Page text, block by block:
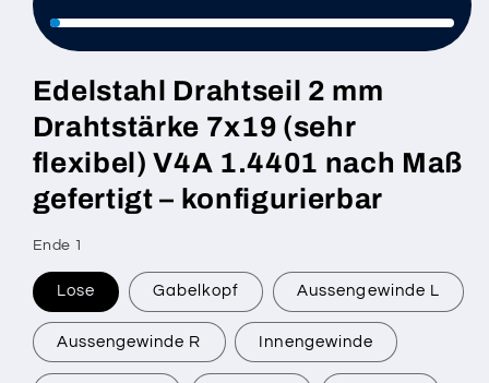
Edelstahl Drahtseil 2 mm
Drahtstärke 7x19 (sehr
flexibel) V4A 1.4401 nach Maß
gefertigt – konfigurierbar
SKU:
Ende 1
Lose Gabelkopf Aussengewinde L
Aussengewinde R Innengewinde